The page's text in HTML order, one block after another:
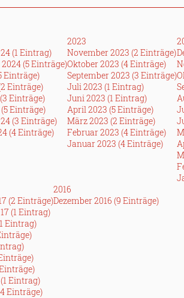
(1 Eintrag)
(5 Einträge)
Einträge)
Einträge)
Einträge)
Einträge)
(3 Einträge)
(4 Einträge)
2023
November 2023 (2 Einträge)
Oktober 2023 (4 Einträge)
September 2023 (3 Einträge)
Juli 2023 (1 Eintrag)
Juni 2023 (1 Eintrag)
April 2023 (5 Einträge)
März 2023 (2 Einträge)
Februar 2023 (4 Einträge)
Januar 2023 (4 Einträge)
(2 Einträge)
(1 Eintrag)
Eintrag)
Eintrag)
Einträge)
2016
Dezember 2016 (9 Einträge)